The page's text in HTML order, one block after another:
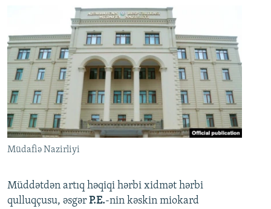
Müdafiə Nazirliyi
Müddətdən artıq həqiqi hərbi xidmət hərbi
qulluqçusu, əsgər P.E.-nin kəskin miokard